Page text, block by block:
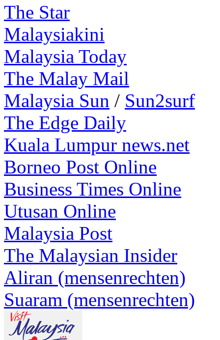
The Star
Malaysiakini
Malaysia Today
The Malay Mail
Malaysia Sun / Sun2surf
The Edge Daily
Kuala Lumpur news.net
Borneo Post Online
Business Times Online
Utusan Online
Malaysia Post
The Malaysian Insider
Aliran (mensenrechten)
Suaram (mensenrechten)